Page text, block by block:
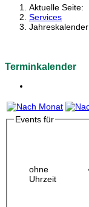
Aktuelle Seite:
Services
Jahreskalender
Terminkalender
Events für
ohne
Uhrzeit